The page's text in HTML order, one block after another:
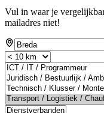
Vul in waar je
mailadres niet!